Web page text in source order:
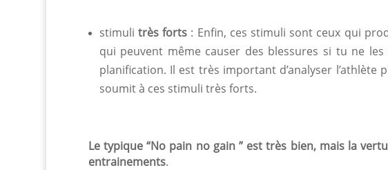
stimuli très forts : Enfin, ces stimuli sont ceux qui
qui peuvent même causer des blessures si tu ne
planification. Il est très important d’analyser
soumit à ces stimuli très forts.
Le typique “No pain no gain ” est très bien, mais la
entrainements.